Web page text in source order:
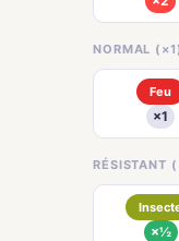
NORMAL
Feu
×1
RÉSISTANT
×½